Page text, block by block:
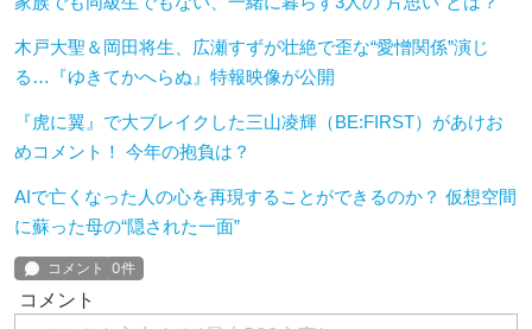
木戸大聖＆岡田将生、広瀬すずが壮絶で歪な“愛憎関係”演じ
る…『ゆきてかへらぬ』特報映像が公開
『虎に翼』で大ブレイクした三山凌輝（BE:FIRST）があけお
めコメント！ 今年の抱負は？
AIで亡くなった人の心を再現することができるのか？ 仮想空間
に蘇った母の“隠された一面”